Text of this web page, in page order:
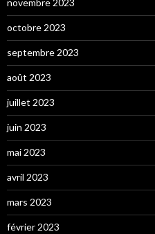
novembre 2023
octobre 2023
septembre 2023
août 2023
juillet 2023
juin 2023
mai 2023
avril 2023
mars 2023
février 2023